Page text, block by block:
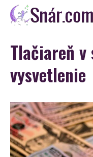
Skip
Snár
Tlačiareň v
vysvetlenie